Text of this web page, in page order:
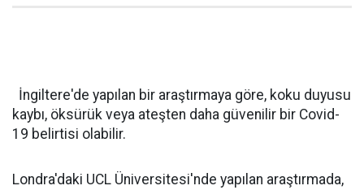
​​​​İngiltere'de yapılan bir araştırmaya göre, koku duyusu
kaybı, öksürük veya ateşten daha güvenilir bir Covid-
19 belirtisi olabilir.
Londra'daki UCL Üniversitesi'nde yapılan araştırmada,